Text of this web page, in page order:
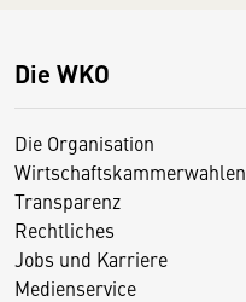
Die WKO
Die Organisation
Wirtschaftskammerwahlen
Transparenz
Rechtliches
Jobs und Karriere
Medienservice